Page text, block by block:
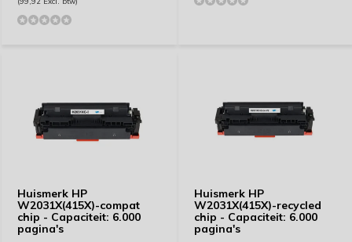
Huismerk HP
W2031X(415X)-compat
chip - Capaciteit: 6.000
pagina's
Huismerk HP
W2031X(415X)-recycled
chip - Capaciteit: 6.000
pagina's